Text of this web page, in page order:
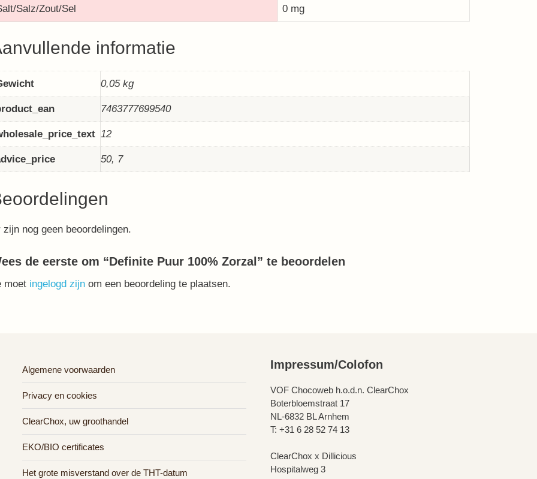
Salz/Zout/Sel 0 mg
informatie
0,05 kg
7463777699540
12
50, 7
zijn nog geen beoordelingen.
de eerste om “Definite Puur 100% Zorzal” te beoordelen
moet ingelogd zijn om een beoordeling te plaatsen.
Algemene voorwaarden
Privacy en cookies
ClearChox, uw groothandel
EKO/BIO certificates
Het grote misverstand over de THT-datum
Impressum/Colofon
VOF Chocoweb h.o.d.n. ClearChox
Boterbloemstraat 17
NL-6832 BL Arnhem
T: +31 6 28 52 74 13
ClearChox x Dillicious
Hospitalweg 3